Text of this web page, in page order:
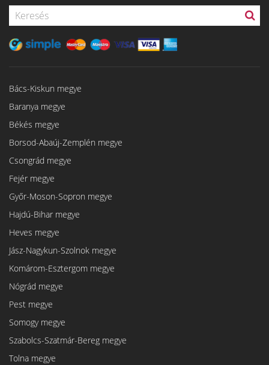
Bács-Kiskun megye
Baranya megye
Békés megye
Borsod-Abaúj-Zemplén megye
Csongrád megye
Fejér megye
Győr-Moson-Sopron megye
Hajdú-Bihar megye
Heves megye
Jász-Nagykun-Szolnok megye
Komárom-Esztergom megye
Nógrád megye
Pest megye
Somogy megye
Szabolcs-Szatmár-Bereg megye
Tolna megye